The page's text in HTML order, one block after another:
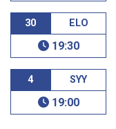
30 ELO
19:30
4 SYY
19:00